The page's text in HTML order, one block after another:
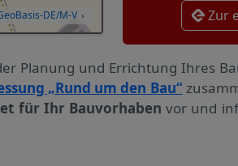
›
DE/M-V Zur
Planung und Errichtung Ihres
„Rund um den Bau“
für Ihr Bauvorhaben vor und